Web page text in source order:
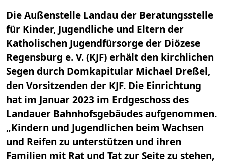
Die Außenstelle Landau der Beratungsstelle
für Kinder, Jugendliche und Eltern der
Katholischen Jugendfürsorge der Diözese
Regensburg e. V. (KJF) erhält den kirchlichen
Segen durch Domkapitular Michael Dreßel,
den Vorsitzenden der KJF. Die Einrichtung
hat im Januar 2023 im Erdgeschoss des
Landauer Bahnhofsgebäudes aufgenommen.
„Kindern und Jugendlichen beim Wachsen
und Reifen zu unterstützen und ihren
Familien mit Rat und Tat zur Seite zu stehen,